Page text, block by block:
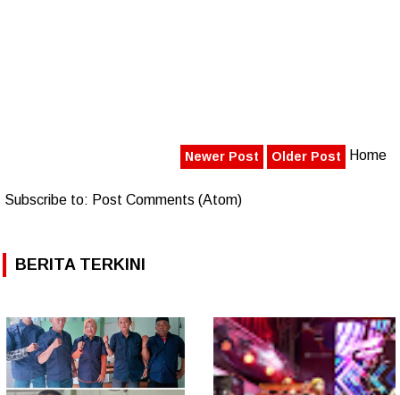
Newer Post Older Post Home
Subscribe to: Post Comments (Atom)
BERITA TERKINI